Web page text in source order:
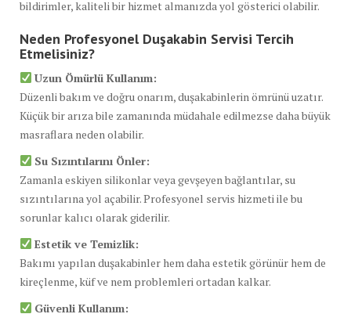
bildirimler, kaliteli bir hizmet almanızda yol gösterici olabilir.
Neden Profesyonel Duşakabin Servisi Tercih
Etmelisiniz?
Uzun Ömürlü Kullanım:
Düzenli bakım ve doğru onarım, duşakabinlerin ömrünü uzatır.
Küçük bir arıza bile zamanında müdahale edilmezse daha büyük
masraflara neden olabilir.
Su Sızıntılarını Önler:
Zamanla eskiyen silikonlar veya gevşeyen bağlantılar, su
sızıntılarına yol açabilir. Profesyonel servis hizmeti ile bu
sorunlar kalıcı olarak giderilir.
Estetik ve Temizlik:
Bakımı yapılan duşakabinler hem daha estetik görünür hem de
kireçlenme, küf ve nem problemleri ortadan kalkar.
Güvenli Kullanım: